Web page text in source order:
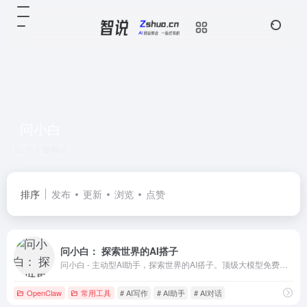
排序 发布 更新 浏览 点赞
问小白： 探索世界的AI搭子
OpenClaw 常用工具 # AI写作 # AI助手 # AI对话